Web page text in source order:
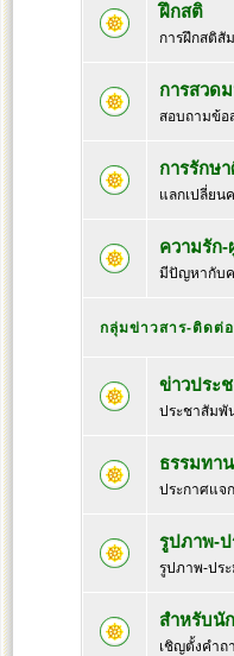
ฝึกสติ
การฝึกสติสั
การสวด
สอบถามข้อ
การรักษ
แลกเปลี่ยน
ความรัก
มีปัญหากับค
กลุ่มข่าวสาร-ติดต่อ
ข่าวประ
ประชาสัมพั
ธรรมทาน
ประกาศแจ
รูปภาพ-ป
รูปภาพ-ปร
สำหรับนั
เชิญตั้งคำถ